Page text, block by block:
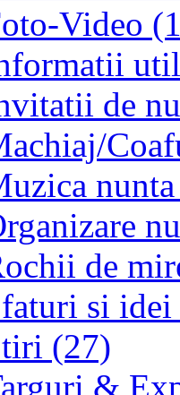
Video
de
de
si
(27)
&